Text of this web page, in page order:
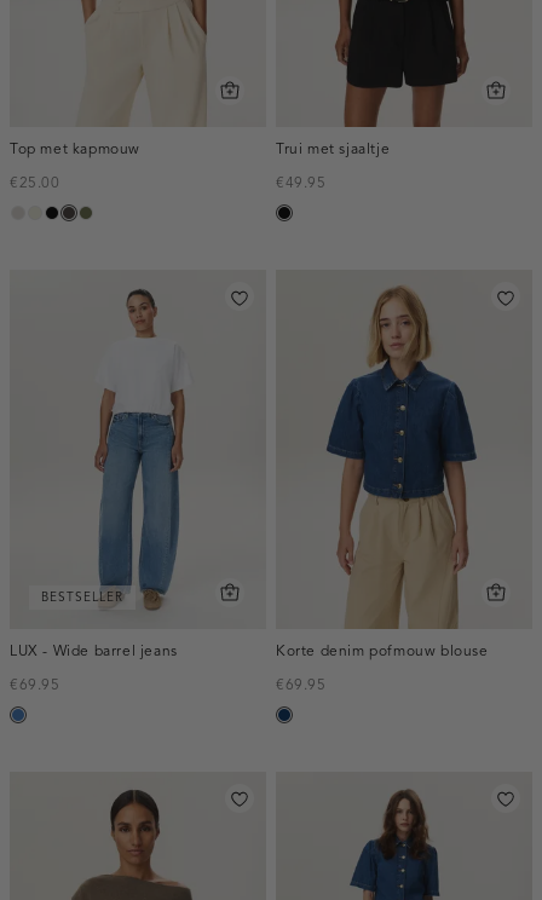
Top met kapmouw
€25.00
taupe,
Ivoor
zwart
chocogroen,
Trui met sjaaltje
€49.95
zwart
BESTSELLER
LUX - Wide barrel jeans
€69.95
blauw,
Korte denim pofmouw blouse
€69.95
blauw,